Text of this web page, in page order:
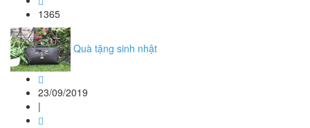
1365
Quà tặng sinh nhật
23/09/2019
|